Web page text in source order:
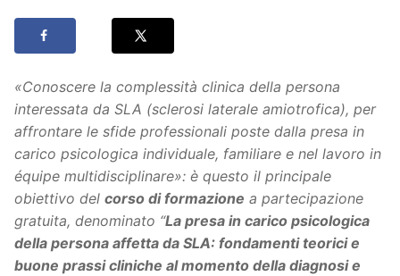
«Conoscere la complessità clinica della persona
interessata da SLA (sclerosi laterale amiotrofica), per
affrontare le sfide professionali poste dalla presa in
carico psicologica individuale, familiare e nel lavoro in
équipe multidisciplinare»: è questo il principale
obiettivo del corso di formazione a partecipazione
gratuita, denominato “La presa in carico psicologica
della persona affetta da SLA: fondamenti teorici e
buone prassi cliniche al momento della diagnosi e